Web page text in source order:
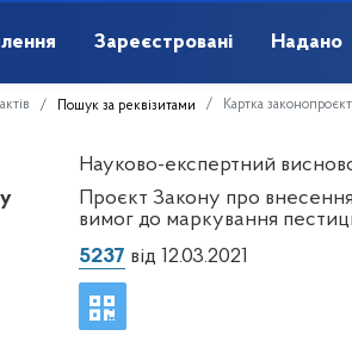
Зареєстровані Надано
Пошук за реквізитами Картка
Науково-експертний
Проєкт Закону про
вимог до маркування
5237 від 12.03.2021